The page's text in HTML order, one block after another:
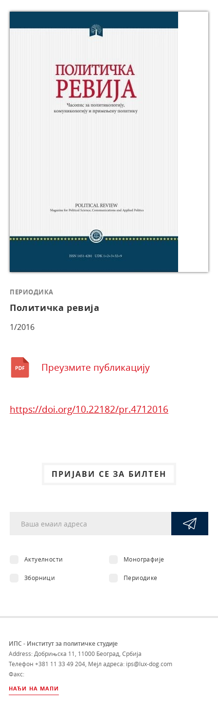
ПЕРИОДИКА
Политичка ревија
1/2016
Преузмите публикацију
https://doi.org/10.22182/pr.4712016
ПРИЈАВИ СЕ ЗА БИЛТЕН
Актуелности Монографије
Зборници Периодике
ИПС - Институт за политичке студије
Address: Добрињска 11, 11000 Београд, Србија
Телефон +381 11 33 49 204, Мејл адреса: ips@lux-dog.com
Факс:
НАЂИ НА МАПИ